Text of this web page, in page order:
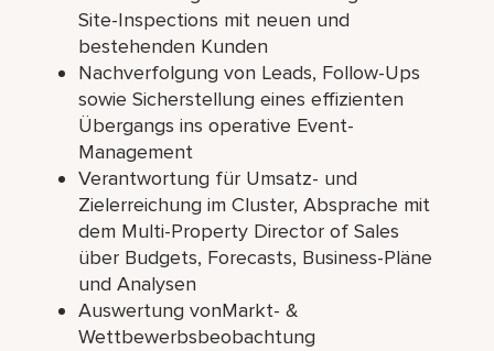
Site-Inspections mit neuen und
bestehenden Kunden
Nachverfolgung von Leads, Follow-Ups
sowie Sicherstellung eines effizienten
Übergangs ins operative Event-
Management
Verantwortung für Umsatz- und
Zielerreichung im Cluster, Absprache mit
dem Multi-Property Director of Sales
über Budgets, Forecasts, Business-Pläne
und Analysen
Auswertung vonMarkt- &
Wettbewerbsbeobachtung